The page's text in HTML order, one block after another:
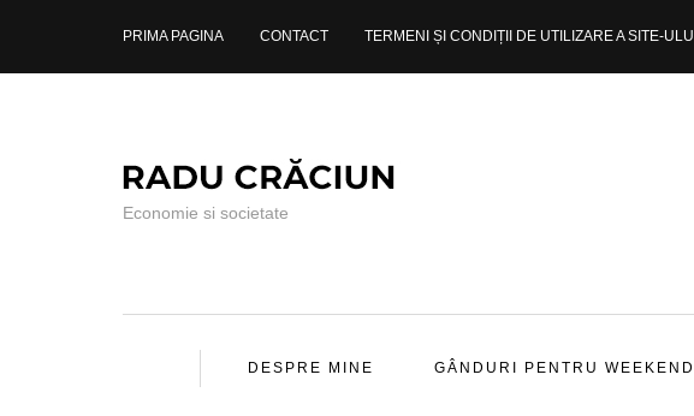
PRIMA PAGINA CONTACT TERMENI ȘI CONDIȚII DE UTILIZARE A SITE-ULUI
Economie si societate
DESPRE MINE GÂNDURI PENTRU WEEKEND